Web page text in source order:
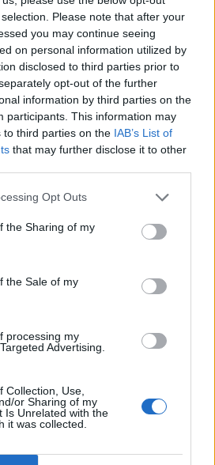
Please note that after your
you may continue seeing
on personal information utilized by
disclosed to third parties prior to
opt-out of the further
information by third parties on the
participants. This information may
to third parties on the IAB’s List of
that may further disclose it to other
Opt Outs
the Sharing of my
the Sale of my
processing my
Advertising.
Collection, Use,
or Sharing of my
Is Unrelated with the
it was collected.
in difesa, sarà Gallo ad
Gaspar al fianco di
la difesa.
probabile formazione dei